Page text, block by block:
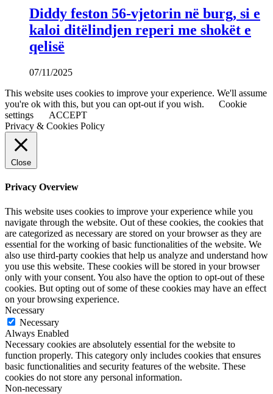
Diddy feston 56-vjetorin në burg, si e
kaloi ditëlindjen reperi me shokët e
qelisë
07/11/2025
This website uses cookies to improve your experience. We'll assume
you're ok with this, but you can opt-out if you wish.
Cookie
settings
ACCEPT
Privacy & Cookies Policy
Close
Privacy Overview
This website uses cookies to improve your experience while you
navigate through the website. Out of these cookies, the cookies that
are categorized as necessary are stored on your browser as they are
essential for the working of basic functionalities of the website. We
also use third-party cookies that help us analyze and understand how
you use this website. These cookies will be stored in your browser
only with your consent. You also have the option to opt-out of these
cookies. But opting out of some of these cookies may have an effect
on your browsing experience.
Necessary
Necessary
Always Enabled
Necessary cookies are absolutely essential for the website to
function properly. This category only includes cookies that ensures
basic functionalities and security features of the website. These
cookies do not store any personal information.
Non-necessary